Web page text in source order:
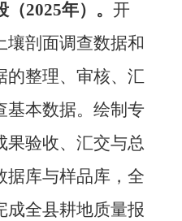
（2025年）。 开
壤剖面调查数据和
的整理、审核、汇
基本数据。绘制专
果验收、汇交与总
据库与样品库，全
成全县耕地质量报